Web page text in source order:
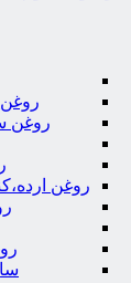
روغن
روغن
روغن